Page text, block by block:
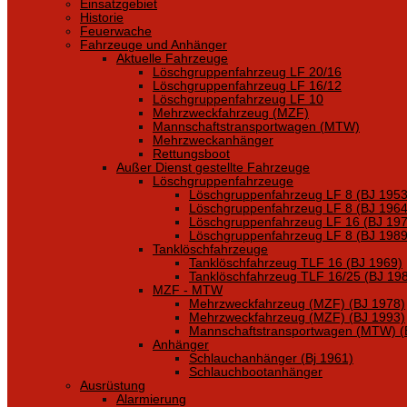
Einsatzgebiet
Historie
Feuerwache
Fahrzeuge und Anhänger
Aktuelle Fahrzeuge
Löschgruppenfahrzeug LF 20/16
Löschgruppenfahrzeug LF 16/12
Löschgruppenfahrzeug LF 10
Mehrzweckfahrzeug (MZF)
Mannschaftstransportwagen (MTW)
Mehrzweckanhänger
Rettungsboot
Außer Dienst gestellte Fahrzeuge
Löschgruppenfahrzeuge
Löschgruppenfahrzeug LF 8 (BJ
Löschgruppenfahrzeug LF 8 (BJ
Löschgruppenfahrzeug LF 16 (BJ
Löschgruppenfahrzeug LF 8 (BJ
Tanklöschfahrzeuge
Tanklöschfahrzeug TLF 16 (BJ 1969)
Tanklöschfahrzeug TLF 16/25 (BJ
MZF - MTW
Mehrzweckfahrzeug (MZF) (BJ 1978)
Mehrzweckfahrzeug (MZF) (BJ 1993)
Mannschaftstransportwagen (MTW)
Anhänger
Schlauchanhänger (Bj 1961)
Schlauchbootanhänger
Ausrüstung
Alarmierung